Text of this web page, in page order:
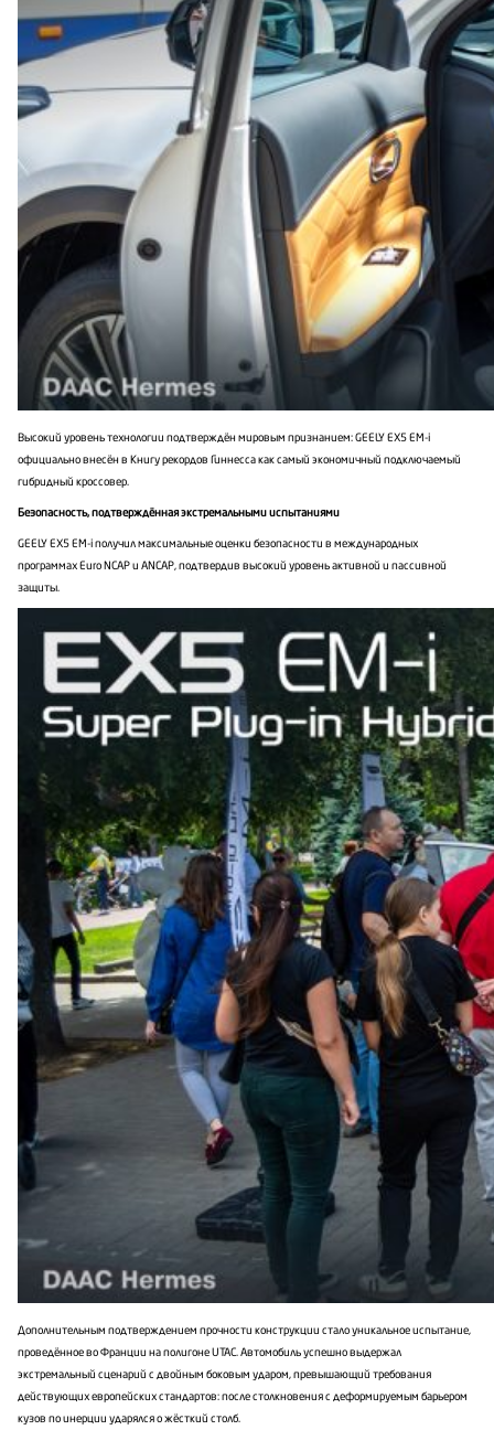
Высокий уровень технологии подтверждён мировым признанием: GEELY EX5 EM-i
официально внесён в Книгу рекордов Гиннесса как самый экономичный подключаемый
гибридный кроссовер.
Безопасность, подтверждённая экстремальными испытаниями
GEELY EX5 EM-i получил максимальные оценки безопасности в международных
программах Euro NCAP и ANCAP, подтвердив высокий уровень активной и пассивной
защиты.
Дополнительным подтверждением прочности конструкции стало уникальное испытание,
проведённое во Франции на полигоне UTAC. Автомобиль успешно выдержал
экстремальный сценарий с двойным боковым ударом, превышающий требования
действующих европейских стандартов: после столкновения с деформируемым барьером
кузов по инерции ударялся о жёсткий столб.